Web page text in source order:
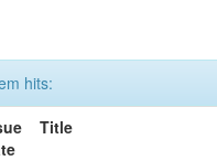
hits:
Title